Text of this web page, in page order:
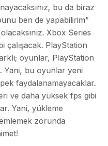
bu da biraz
ben de yapabilirim”
Xbox Series
çalışacak. PlayStation
oyunlar, PlayStation
Yani, bu oyunlar yeni
faydalanamayacaklar.
ve daha yüksek fps gibi
Yani, yükleme
zorunda